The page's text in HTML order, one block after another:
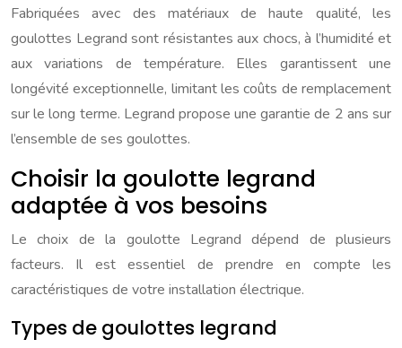
Fabriquées avec des matériaux de haute qualité, les
goulottes Legrand sont résistantes aux chocs, à l’humidité et
aux variations de température. Elles garantissent une
longévité exceptionnelle, limitant les coûts de remplacement
sur le long terme. Legrand propose une garantie de 2 ans sur
l’ensemble de ses goulottes.
Choisir la goulotte legrand
adaptée à vos besoins
Le choix de la goulotte Legrand dépend de plusieurs
facteurs. Il est essentiel de prendre en compte les
caractéristiques de votre installation électrique.
Types de goulottes legrand